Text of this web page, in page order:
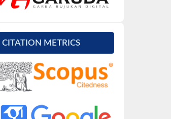
CITATION METRICS